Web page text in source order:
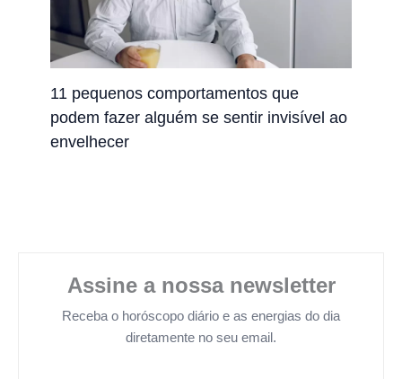
11 pequenos comportamentos que
podem fazer alguém se sentir invisível ao
envelhecer
Assine a nossa newsletter
Receba o horóscopo diário e as energias do dia
diretamente no seu email.